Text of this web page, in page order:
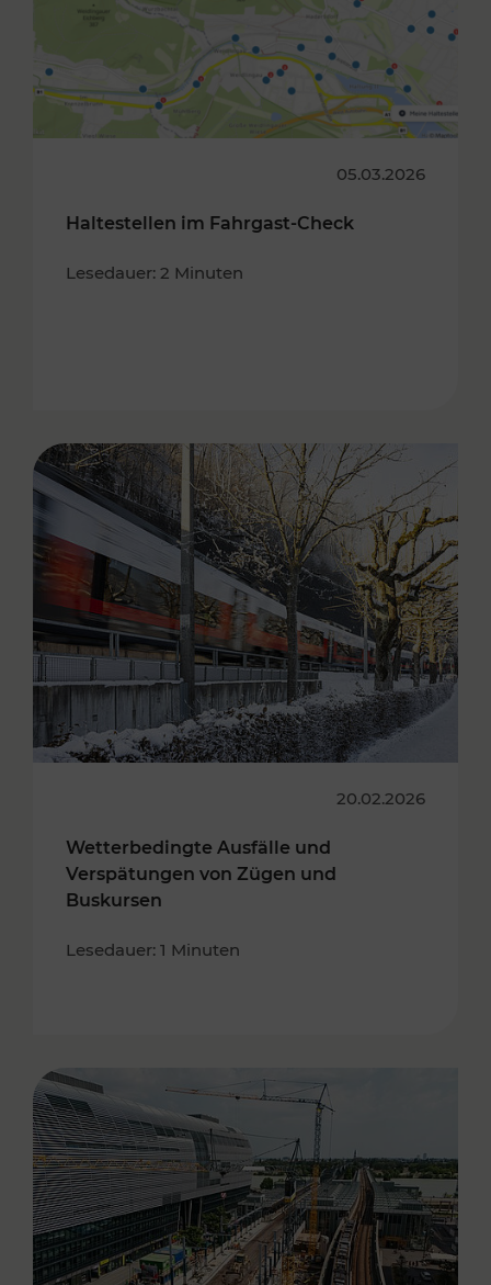
05.03.2026
Haltestellen im Fahrgast-Check
Lesedauer: 2 Minuten
20.02.2026
Wetterbedingte Ausfälle und
Verspätungen von Zügen und
Buskursen
Lesedauer: 1 Minuten